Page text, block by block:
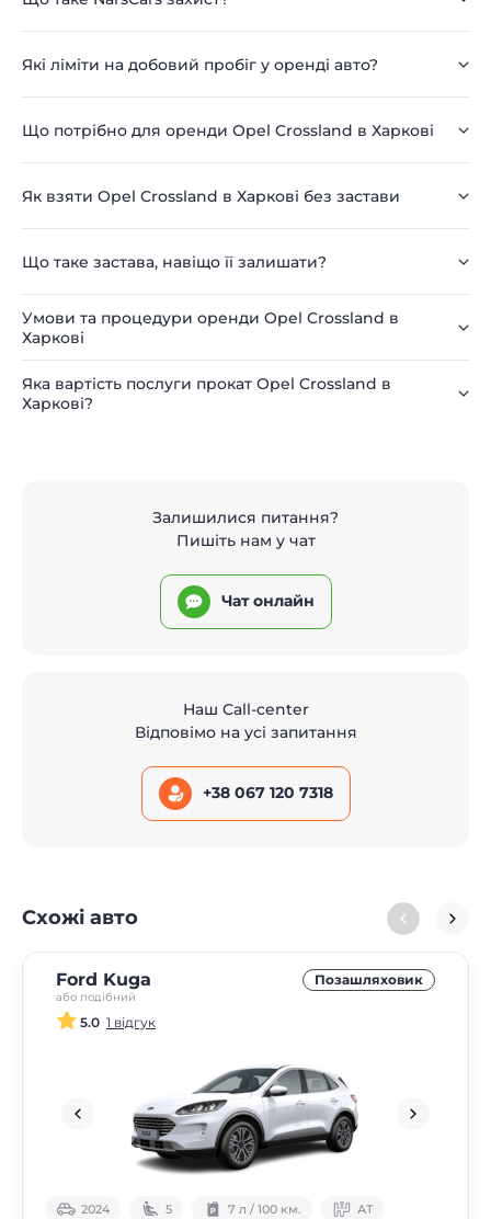
Які ліміти на добовий пробіг у оренді авто?
Що потрібно для оренди Opel Crossland в Харкові
Як взяти Opel Crossland в Харкові без застави
Що таке застава, навіщо її залишати?
Умови та процедури оренди Opel Crossland в
Харкові
Яка вартість послуги прокат Opel Crossland в
Харкові?
Залишилися питання?
Пишіть нам у чат
Чат онлайн
Наш Call-center
Відповімо на усі запитання
+38 067 120 7318
Схожі авто
Ford Kuga
або подібний
Позашляховик
5.0 1 відгук
2024 5 7 л / 100 км. АТ